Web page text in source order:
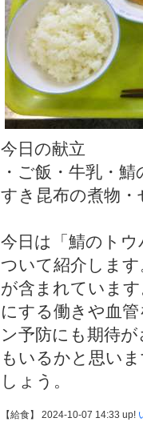
今日の献立
・ご飯・牛乳・
すき昆布の煮物
今日は「鯖のト
ついて紹介しま
が含まれていま
にする働きや血
ン予防にも期待
もいるかと思い
しょう。
【給食】 2024-10-07 14:33 up!